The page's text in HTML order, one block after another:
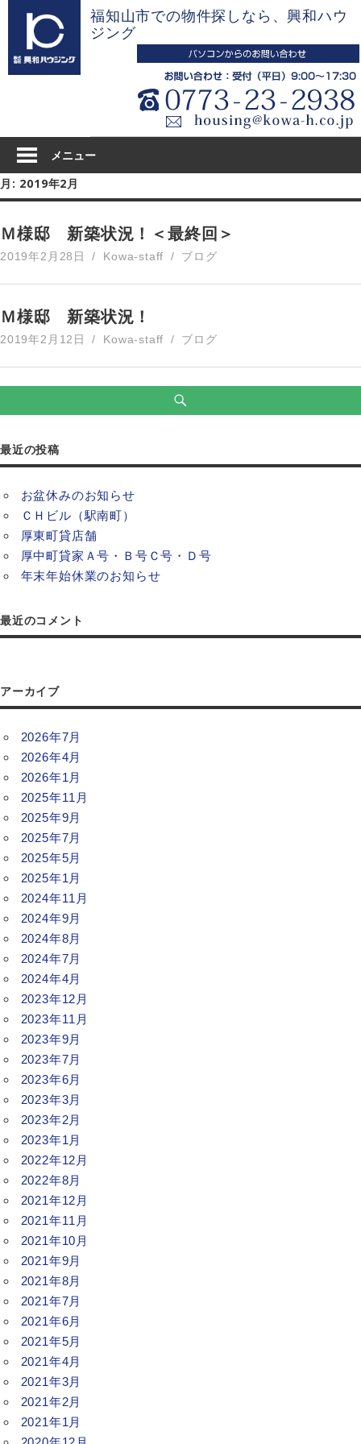
ッ
プ
福知山市での物件探しなら、興和ハウ
ジング
メニュー
月: 2019年2月
Ｍ様邸 新築状況！＜最終回＞
2019年2月28日 Kowa-staff ブログ
Ｍ様邸 新築状況！
2019年2月12日 Kowa-staff ブログ
最近の投稿
お盆休みのお知らせ
ＣＨビル（駅南町）
厚東町貸店舗
厚中町貸家Ａ号・Ｂ号Ｃ号・Ｄ号
年末年始休業のお知らせ
最近のコメント
アーカイブ
2026年7月
2026年4月
2026年1月
2025年11月
2025年9月
2025年7月
2025年5月
2025年1月
2024年11月
2024年9月
2024年8月
2024年7月
2024年4月
2023年12月
2023年11月
2023年9月
2023年7月
2023年6月
2023年3月
2023年2月
2023年1月
2022年12月
2022年8月
2021年12月
2021年11月
2021年10月
2021年9月
2021年8月
2021年7月
2021年6月
2021年5月
2021年4月
2021年3月
2021年2月
2021年1月